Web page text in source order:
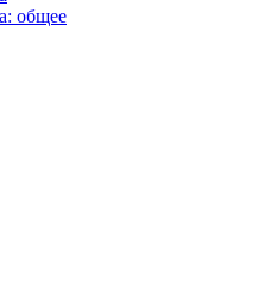
общее